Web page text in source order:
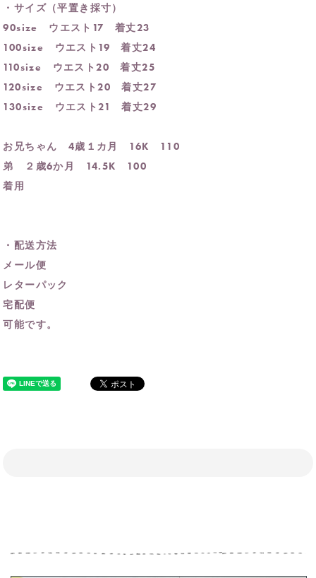
・サイズ（平置き採寸）
90size ウエスト17 着丈23
100size ウエスト19 着丈24
110size ウエスト20 着丈25
120size ウエスト20 着丈27
130size ウエスト21 着丈29
お兄ちゃん 4歳１カ月 16K 110
弟 ２歳6か月 14.5K 100
着用
・配送方法
メール便
レターパック
宅配便
可能です。